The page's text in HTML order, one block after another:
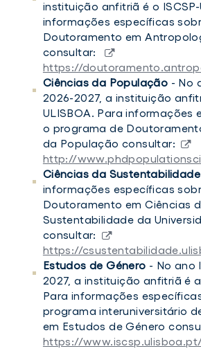
instituição anfitriã é o ISCSP-
informações específicas
Doutoramento em
consultar:
https://
Ciências da População - No
2026-2027, a instituição
ULISBOA. Para informações
o programa de
da População consultar:
http://
Ciências da Sustentabilidade
informações específicas
Doutoramento em Ciências
Sustentabilidade da
consultar:
https://
Estudos de Género - No ano
2027, a instituição anfitriã é a
Para informações
programa interuniversitário
em Estudos de Género
https://